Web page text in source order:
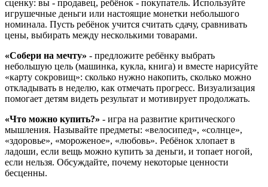
сценку: вы - продавец, ребёнок - покупатель. Используйте
игрушечные деньги или настоящие монетки небольшого
номинала. Пусть ребёнок учится считать сдачу, сравнивать
цены, выбирать между несколькими товарами.
«Собери на мечту» - предложите ребёнку выбрать
небольшую цель (машинка, кукла, книга) и вместе нарисуйте
«карту сокровищ»: сколько нужно накопить, сколько можно
откладывать в неделю, как отмечать прогресс. Визуализация
помогает детям видеть результат и мотивирует продолжать.
«Что можно купить?» - игра на развитие критического
мышления. Называйте предметы: «велосипед», «солнце»,
«здоровье», «мороженое», «любовь». Ребёнок хлопает в
ладоши, если вещь можно купить за деньги, и топает ногой,
если нельзя. Обсуждайте, почему некоторые ценности
бесценны.